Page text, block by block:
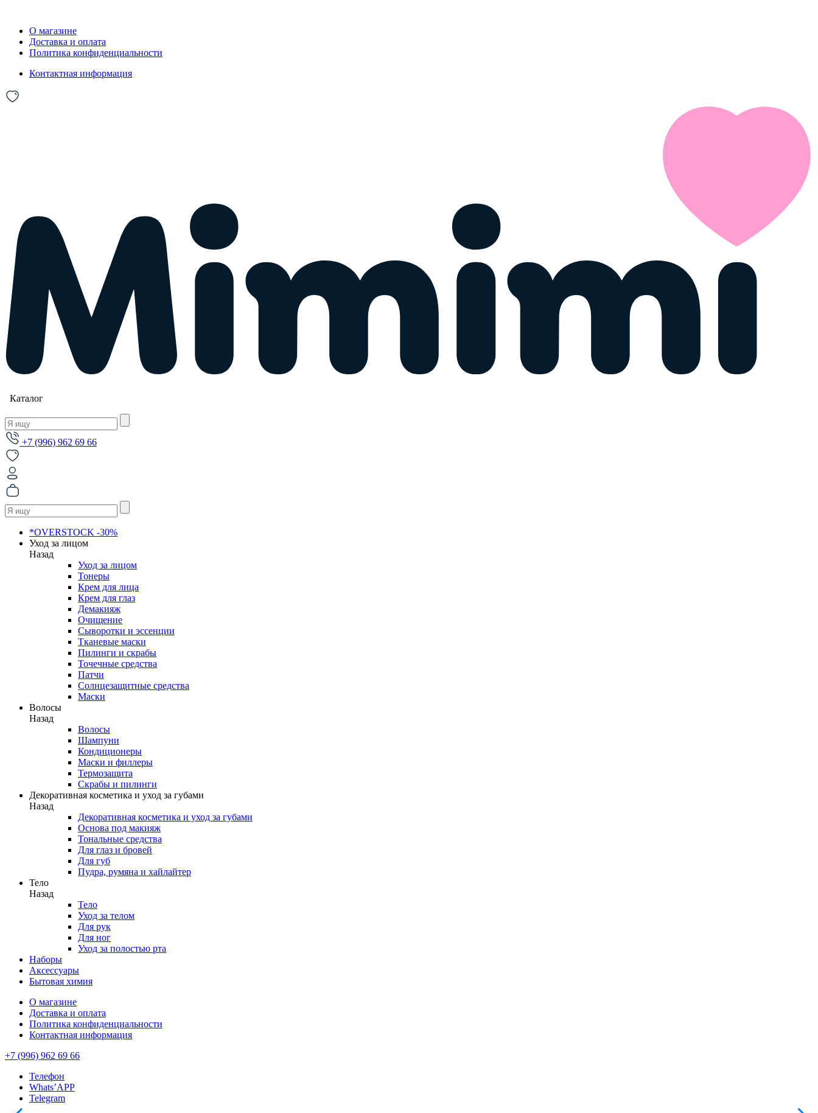
О магазине
Доставка и оплата
Политика конфиденциальности
Контактная информация
Каталог
+7 (996) 962 69 66
*OVERSTOCK -30%
Уход за лицом
Назад
Уход за лицом
Тонеры
Крем для лица
Крем для глаз
Демакияж
Очищение
Сыворотки и эссенции
Тканевые маски
Пилинги и скрабы
Точечные средства
Патчи
Солнцезащитные средства
Маски
Волосы
Назад
Волосы
Шампуни
Кондиционеры
Маски и филлеры
Термозащита
Скрабы и пилинги
Декоративная косметика и уход за губами
Назад
Декоративная косметика и уход за губами
Основа под макияж
Тональные средства
Для глаз и бровей
Для губ
Пудра, румяна и хайлайтер
Тело
Назад
Тело
Уход за телом
Для рук
Для ног
Уход за полостью рта
Наборы
Аксессуары
Бытовая химия
О магазине
Доставка и оплата
Политика конфиденциальности
Контактная информация
+7 (996) 962 69 66
Телефон
Whats’APP
Telegram